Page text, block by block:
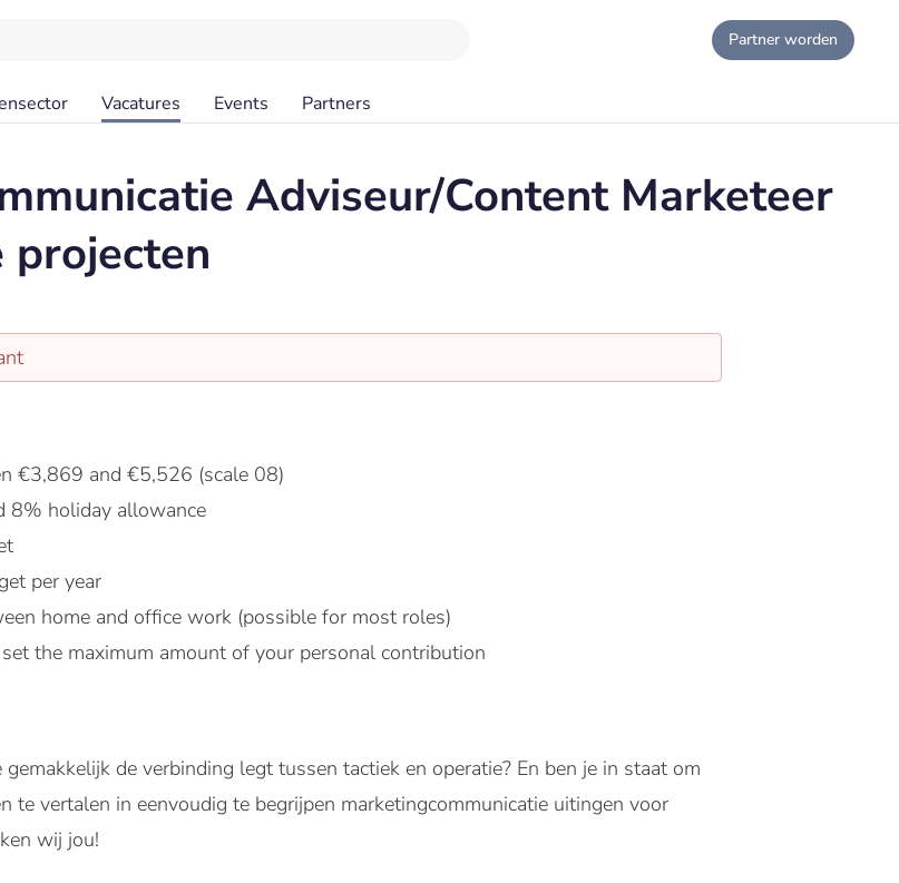
Partner worden
Vacatures Events Partners
Adviseur/Content Marketeer
€3,869 and €5,526 (scale 08)
8% holiday allowance
per year
home and office work (possible for most roles)
the maximum amount of your personal contribution
de verbinding legt tussen tactiek en operatie? En ben je in staat om
te vertalen in eenvoudig te begrijpen marketingcommunicatie uitingen voor
wij jou!